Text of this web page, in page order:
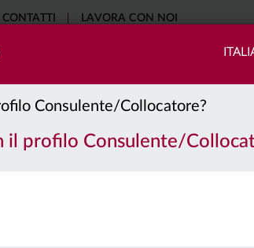
Consulente/Collocatore?
il profilo Consulente/
CONTATTI LAVORA CON NOI